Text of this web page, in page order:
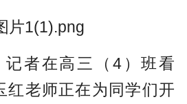
记者在高三（4）班看
红老师正在为同学们开